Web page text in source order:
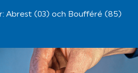
Abrest (03) och Boufféré (85)